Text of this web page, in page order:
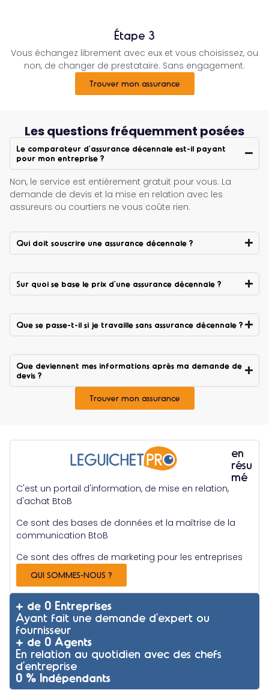
Étape 3
Vous échangez librement avec eux et vous choisissez, ou
non, de changer de prestataire. Sans engagement.
Trouver mon assurance
Les questions fréquemment posées
Le comparateur d’assurance décennale est-il payant
pour mon entreprise ?
Non, le service est entièrement gratuit pour vous. La
demande de devis et la mise en relation avec les
assureurs ou courtiers ne vous coûte rien.
Qui doit souscrire une assurance décennale ?
Sur quoi se base le prix d’une assurance décennale ?
Que se passe-t-il si je travaille sans assurance décennale ?
Que deviennent mes informations après ma demande de
devis ?
Trouver mon assurance
en
résu
mé
C'est un portail d'information, de mise en relation,
d'achat BtoB
Ce sont des bases de données et la maîtrise de la
communication BtoB
Ce sont des offres de marketing pour les entreprises
QUI SOMMES-NOUS ?
Ayant fait une demande d’expert ou
fournisseur
+ de 0 Entreprises
En relation au quotidien avec des chefs
d’entreprise
+ de 0 Agents
0 % Indépendants